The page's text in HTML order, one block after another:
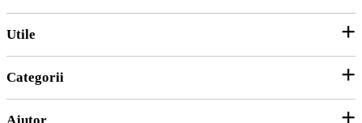
Utile
Parteneri
Categorii